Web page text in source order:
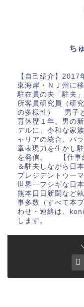
ち
【自己紹介】
東海岸・ＮＪ州に
駐在員の夫「駐夫
所客員研究員（研
の多様性） 男子と
育休歴１年。男の
デルに、令和な家
ャリアの統合、パ
章表現力を生かし
を発信。 【仕事
＆駐夫しながら日
プレジデントウー
世界一フシギな日
熊本日日新聞など
事多数（すべて本
わせ・連絡は、
します。